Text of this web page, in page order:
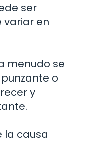
ser
variar en
menudo se
o
y
la causa